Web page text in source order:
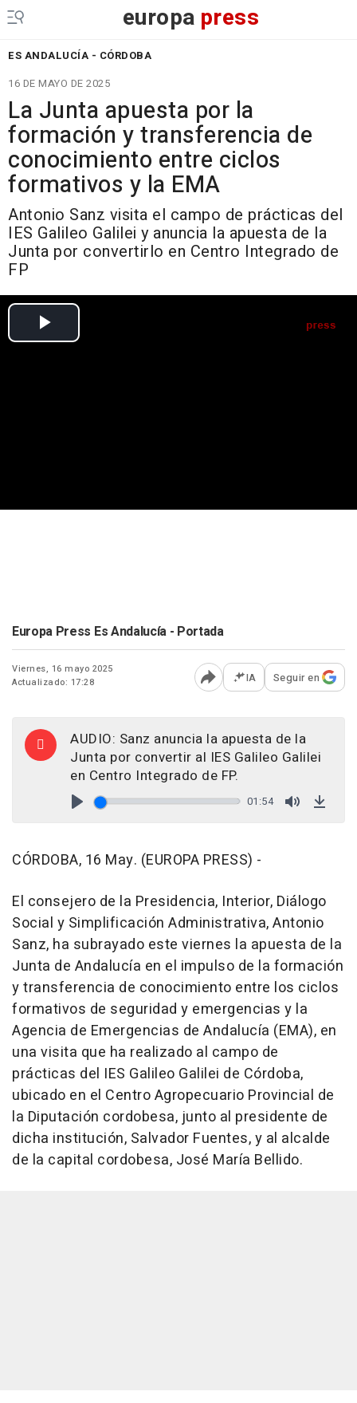
europa press
ES ANDALUCÍA - CÓRDOBA
16 DE MAYO DE 2025
La Junta apuesta por la
formación y transferencia de
conocimiento entre ciclos
formativos y la EMA
Antonio Sanz visita el campo de prácticas del
IES Galileo Galilei y anuncia la apuesta de la
Junta por convertirlo en Centro Integrado de
FP
Europa Press Es Andalucía - Portada
Viernes, 16 mayo 2025
Actualizado: 17:28
Abrir opciones para
IA Seguir en
AUDIO: Sanz anuncia la apuesta de la
Junta por convertir al IES Galileo Galilei
en Centro Integrado de FP.
01:54
CÓRDOBA, 16 May. (EUROPA PRESS) -
El consejero de la Presidencia, Interior, Diálogo
Social y Simplificación Administrativa, Antonio
Sanz, ha subrayado este viernes la apuesta de la
Junta de Andalucía en el impulso de la formación
y transferencia de conocimiento entre los ciclos
formativos de seguridad y emergencias y la
Agencia de Emergencias de Andalucía (EMA), en
una visita que ha realizado al campo de
prácticas del IES Galileo Galilei de Córdoba,
ubicado en el Centro Agropecuario Provincial de
la Diputación cordobesa, junto al presidente de
dicha institución, Salvador Fuentes, y al alcalde
de la capital cordobesa, José María Bellido.